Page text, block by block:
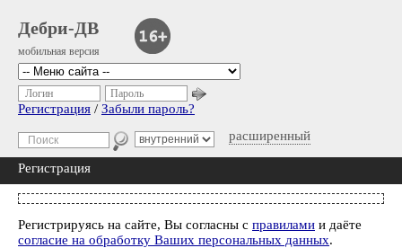
Дебри-ДВ
мобильная версия
расширенный
Логин Пароль
Регистрация / Забыли пароль?
Регистрация
Регистрируясь на сайте, Вы согласны с правилами и даёте
согласие на обработку Ваших персональных данных.